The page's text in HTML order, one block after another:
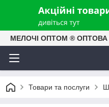
МЕЛОЧІ ОПТОМ ® ОПТОВА
Товари та послуги